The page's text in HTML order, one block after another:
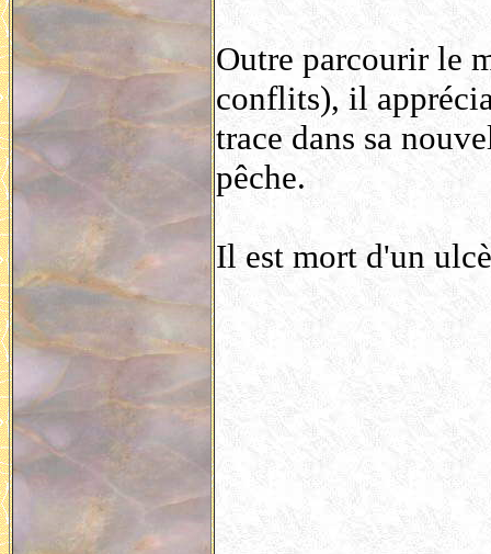
Outre parcourir le
conflits), il
trace dans sa
pêche.
Il est mort d'un